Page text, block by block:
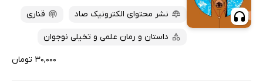
نشر محتوای الکترونیک صاد
قناری
داستان و رمان علمی و تخیلی نوجوان
۳۰,۰۰۰ تومان